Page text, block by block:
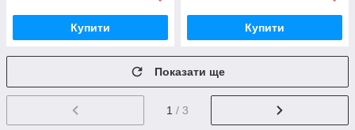
Купити Купити
Показати ще
1 / 3